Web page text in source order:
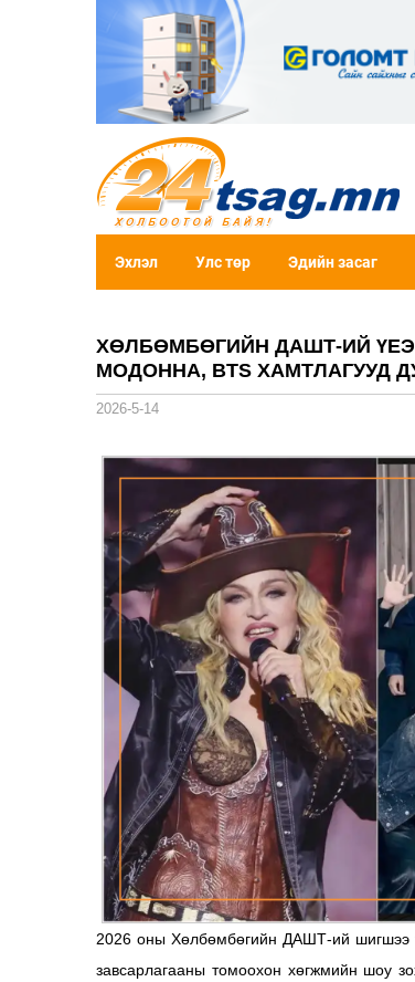
Эхлэл Улс төр Эдийн засаг
ХӨЛБӨМБӨГИЙН ДАШТ-ИЙ
МОДОННА, BTS ХАМТЛАГУУД
2026-5-14
2026 оны Хөлбөмбөгийн ДАШТ-ий шигшээ
завсарлагааны томоохон хөгжмийн шоу